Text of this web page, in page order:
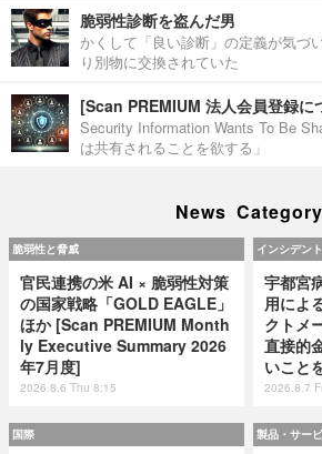
脆弱性診断を盗んだ男
かくして「良い診断」の定義が気づ
り別物に交換されていた
[Scan PREMIUM 法人会員登録に
Security Information Wants To Be
は共有されることを欲する」
News Category
脆弱性と脅威
官民連携の米 AI × 脆弱性対策
の国家戦略「GOLD EAGLE」
ほか [Scan PREMIUM Month
ly Executive Summary 2026
年7月度]
2026.8.6 Thu 8:15
インシデン
宇都宮
用によ
クトメ
直接的
いこと
2026.8.7
国際 製品・サー